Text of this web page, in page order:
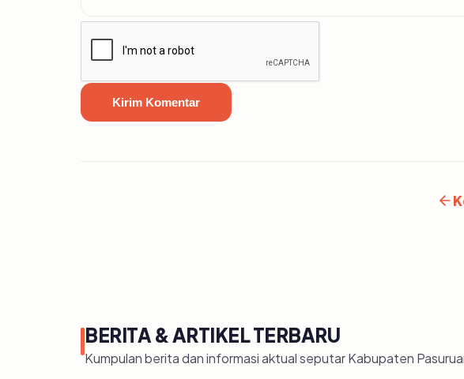
Kirim Komentar
BERITA & ARTIKEL TERBARU
Kumpulan berita dan informasi aktual seputar Kabupaten